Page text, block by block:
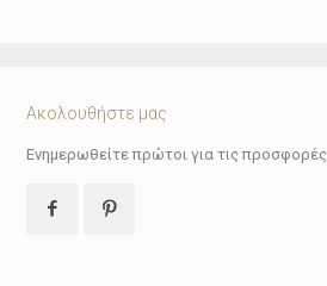
Ακολουθήστε μας
Ενημερωθείτε πρώτοι για τις προσφορές